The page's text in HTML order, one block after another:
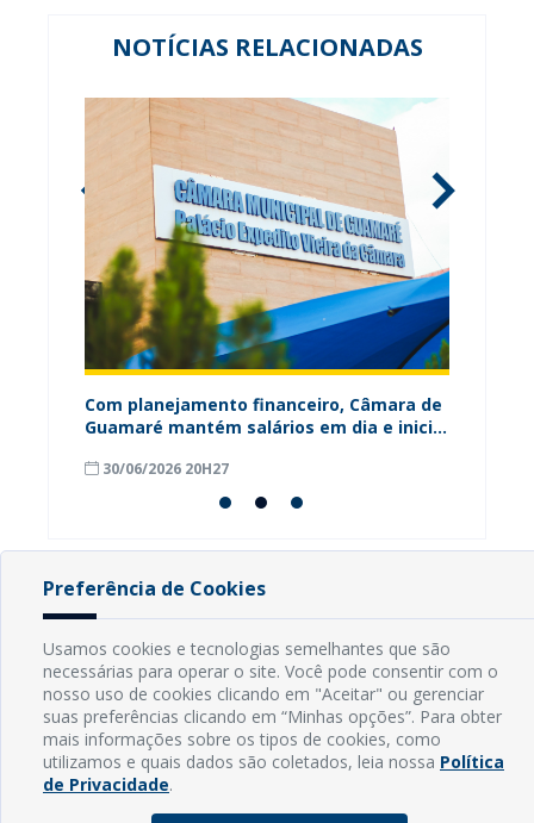
NOTÍCIAS RELACIONADAS
Com planejamento financeiro, Câmara de
Guamaré mantém salários em dia e inicia
30/06/2026 20H27
INFORMAÇÕES
Endereço: Rua Capitão Vicente de Brito, S/N - Centro
CEP: 59598-000 - Guamaré - RN
Contato: (84) 3525-2032
E-mail: diretoria@guamare.rn.leg.br
Horário: Segunda a sexta-feira, das 8h às 12h
Preferência de Cookies
Usamos cookies e tecnologias semelhantes que são
necessárias para operar o site. Você pode consentir com o
nosso uso de cookies clicando em "Aceitar" ou gerenciar
suas preferências clicando em “Minhas opções”. Para obter
mais informações sobre os tipos de cookies, como
utilizamos e quais dados são coletados, leia nossa Política
de Privacidade.